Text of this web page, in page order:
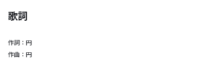
歌詞
作詞： 円
作曲： 円